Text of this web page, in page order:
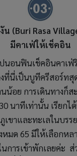
น (Buri Rasa
มีคาเฟ่ให้เช็คอิน
นอนฟินเช็คอินคาเฟ่
ที่นี่เป็นบูทีครีสอร์ทสุ
น้อย การเดินทางก็ส
นาทีเท่านั้น เรียก
เขาและทะเลในบรร
มด 65 มีให้เลือกห
การเข้าพักเลยค่ะ